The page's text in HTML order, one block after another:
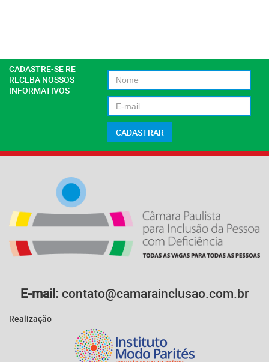
CADASTRE-SE RE
RECEBA NOSSOS
INFORMATIVOS
E-mail: contato@camarainclusao.com.br
Realização